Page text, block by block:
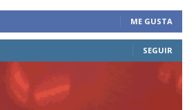
ME GUSTA
SEGUIR